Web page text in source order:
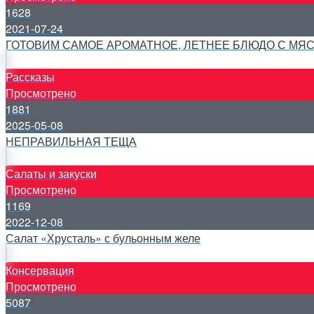
1628
2021-07-24
ГОТОВИМ САМОЕ АРОМАТНОЕ, ЛЕТНЕЕ БЛЮДО С
Рассказы
Просмотрено
1881
2025-05-08
НЕПРАВИЛЬНАЯ ТЕЩА
Салаты и закуски
Просмотрено
1169
2022-12-08
Салат «Хрусталь» с бульонным желе
Консервация
Просмотрено
5087